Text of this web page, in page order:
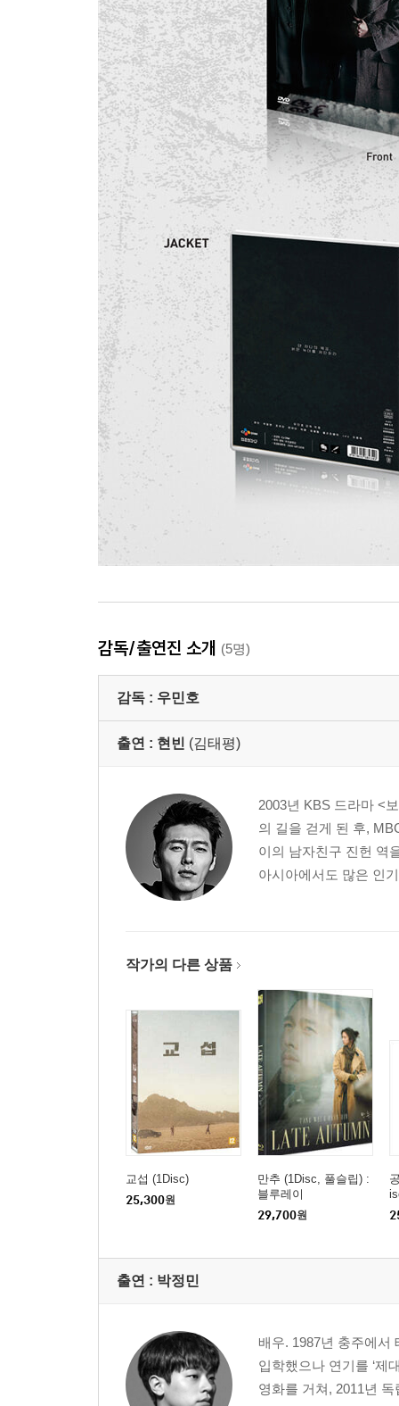
감독/출연진 소개 (5명)
감독 : 우민호
출연 : 현빈 (김태평)
2003년 KBS 드라마 <
의 길을 걷게 된 후,
이의 남자친구 진헌 역
아시아에서도 많은 인
작가의 다른 상품
교섭 (1Disc)
25,300원
만추 (1Disc, 풀슬립) :
블루레이
29,700원
출연 : 박정민
배우. 1987년 충주에서
입학했으나 연기를 ‘제
영화를 거쳐, 2011년